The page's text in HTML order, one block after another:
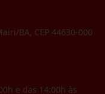
BA, CEP 44630-000
e das 14:00h às